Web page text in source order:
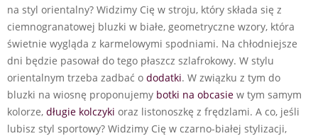
na styl orientalny? Widzimy Cię w stroju, który składa się z
ciemnogranatowej bluzki w białe, geometryczne wzory, która
świetnie wygląda z karmelowymi spodniami. Na chłodniejsze
dni będzie pasował do tego płaszcz szlafrokowy. W stylu
orientalnym trzeba zadbać o dodatki. W związku z tym do
bluzki na wiosnę proponujemy botki na obcasie w tym samym
kolorze, długie kolczyki oraz listonoszkę z frędzlami. A co, jeśli
lubisz styl sportowy? Widzimy Cię w czarno-białej stylizacji,